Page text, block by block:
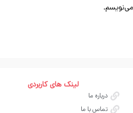
می‌نویسم.
لینک های کاربردی
درباره ما
تماس با ما